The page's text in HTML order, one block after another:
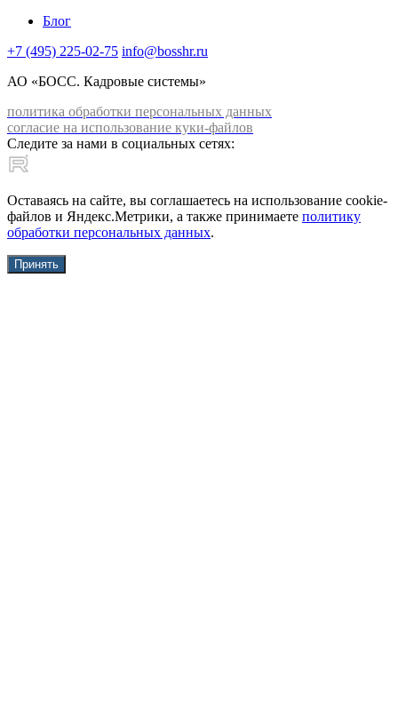
Блог
+7 (495) 225-02-75 info@bosshr.ru
АО «БОСС. Кадровые системы»
политика обработки персональных данных
согласие на использование куки-файлов
Следите за нами в социальных сетях:
Оставаясь на сайте, вы соглашаетесь на использование cookie-
файлов и Яндекс.Метрики, а также принимаете политику
обработки персональных данных.
Принять